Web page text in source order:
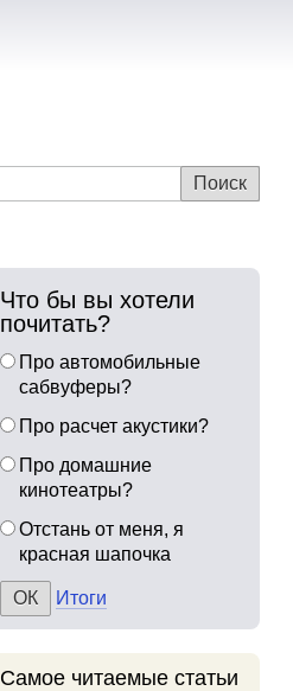
Что бы вы хотели
почитать?
Про автомобильные
сабвуферы?
Про расчет акустики?
Про домашние
кинотеатры?
Отстань от меня, я
красная шапочка
Итоги
Самое читаемые статьи